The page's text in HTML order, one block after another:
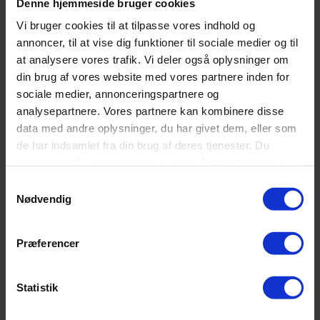
Denne hjemmeside bruger cookies
Vi bruger cookies til at tilpasse vores indhold og
annoncer, til at vise dig funktioner til sociale medier og til
at analysere vores trafik. Vi deler også oplysninger om
din brug af vores website med vores partnere inden for
sociale medier, annonceringspartnere og
analysepartnere. Vores partnere kan kombinere disse
data med andre oplysninger, du har givet dem, eller som
de har indsamlet fra din brug af deres tjenester. Du
Nødvendig
Præferencer
Statistik
varianter.
kan
vælges
på
Tilføj til ønskeliste
by Karma 3000 madras
4.999,00kr. – 7.499,00kr.Prisinterval:
til
7.499,00 kr.
Vælg muligheder
vare
har
flere
varianter.
Mulighederne
kan
Tilføj til sammenligning
Hurtig visning
-19%
Tilføj til ønskeliste
4.999,00kr. –
Hurtig visning